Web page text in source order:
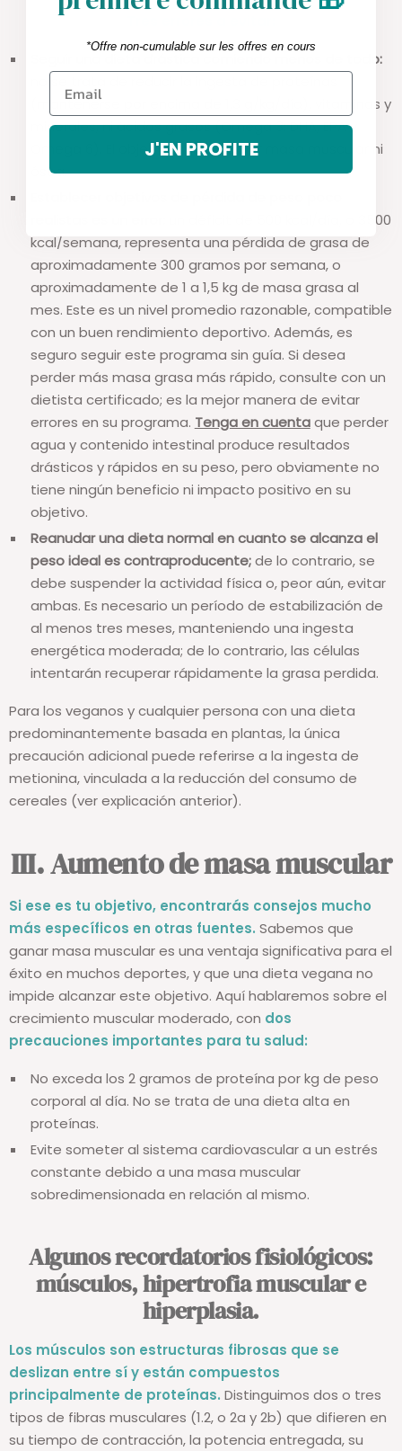
Seguir una dieta drástica comiendo menos de todo:
no se trata de reducir la ingesta de proteínas
(mantenerse por encima de 1,3 g/kg/día), vitaminas y
minerales, ni ácidos grasos (Omega 3: DHA, EPA y
Omega 6). El objetivo no es perder masa muscular ni
ósea.
un déficit de 500 kcal/día, o 3500
kcal/semana, representa una pérdida de grasa de
aproximadamente 300 gramos por semana, o
aproximadamente de 1 a 1,5 kg de masa grasa al
mes. Este es un nivel promedio razonable, compatible
con un buen rendimiento deportivo. Además, es
seguro seguir este programa sin guía. Si desea
perder más masa grasa más rápido, consulte con un
dietista certificado; es la mejor manera de evitar
errores en su programa. Tenga en cuentaque perder
agua y contenido intestinal produce resultados
drásticos y rápidos en su peso, pero obviamente no
tiene ningún beneficio ni impacto positivo en su
objetivo.
Reanudar una dieta normal en cuanto se alcanza el
peso ideal es contraproducente;de ​​lo contrario, se
debe suspender la actividad física o, peor aún, evitar
ambas. Es necesario un período de estabilización de
al menos tres meses, manteniendo una ingesta
energética moderada; de lo contrario, las células
intentarán recuperar rápidamente la grasa perdida.
Para los veganos y cualquier persona con una dieta
predominantemente basada en plantas, la única
precaución adicional puede referirse a la ingesta de
metionina, vinculada a la reducción del consumo de
cereales (ver explicación anterior).
III. Aumento de masa muscular
Si ese es tu objetivo, encontrarás consejos mucho
más específicos en otras fuentes. Sabemos que
ganar masa muscular es una ventaja significativa para el
éxito en muchos deportes, y que una dieta vegana no
impide alcanzar este objetivo. Aquí hablaremos sobre el
crecimiento muscular moderado, con dos
precauciones importantes para tu salud:
No exceda los 2 gramos de proteína por kg de peso
corporal al día. No se trata de una dieta alta en
proteínas.
Evite someter al sistema cardiovascular a un estrés
constante debido a una masa muscular
sobredimensionada en relación al mismo.
Algunos recordatorios fisiológicos:
músculos, hipertrofia muscular e
hiperplasia.
Los músculos son estructuras fibrosas que se
deslizan entre sí y están compuestos
principalmente de proteínas. Distinguimos dos o tres
tipos de fibras musculares (1.2, o 2a y 2b) que difieren en
su tiempo de contracción, la potencia entregada, su
*Offre non-cumulable sur les offres en cours
J'EN PROFITE